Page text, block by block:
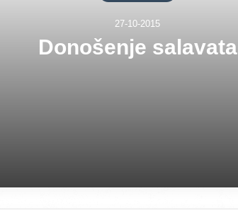
27-10-2015
Donošenje salavata